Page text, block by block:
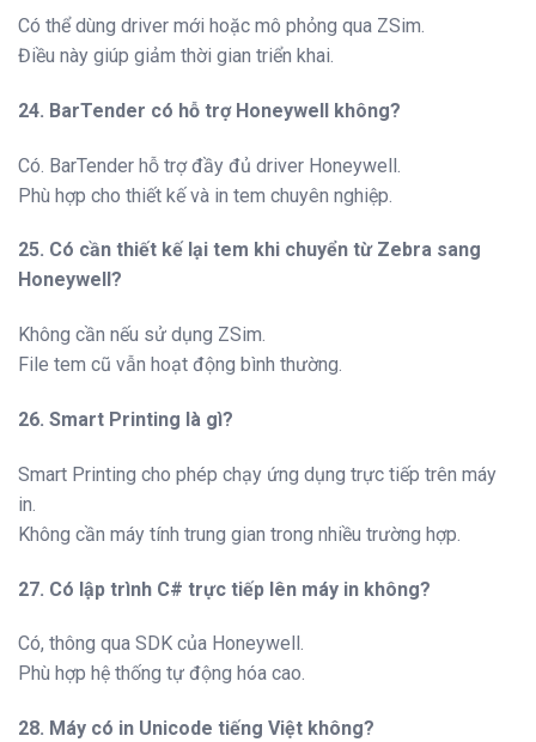
Có thể dùng driver mới hoặc mô phỏng qua ZSim.
Điều này giúp giảm thời gian triển khai.
24. BarTender có hỗ trợ Honeywell không?
Có. BarTender hỗ trợ đầy đủ driver Honeywell.
Phù hợp cho thiết kế và in tem chuyên nghiệp.
25. Có cần thiết kế lại tem khi chuyển từ Zebra sang
Honeywell?
Không cần nếu sử dụng ZSim.
File tem cũ vẫn hoạt động bình thường.
26. Smart Printing là gì?
Smart Printing cho phép chạy ứng dụng trực tiếp trên máy
in.
Không cần máy tính trung gian trong nhiều trường hợp.
27. Có lập trình C# trực tiếp lên máy in không?
Có, thông qua SDK của Honeywell.
Phù hợp hệ thống tự động hóa cao.
28. Máy có in Unicode tiếng Việt không?